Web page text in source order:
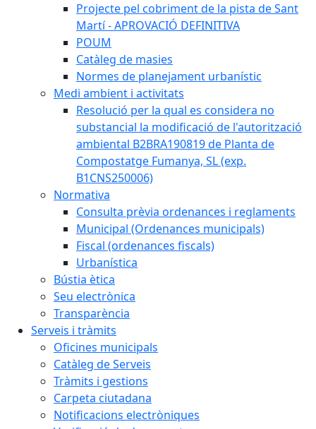
Projecte pel cobriment de la pista de Sant
Martí - APROVACIÓ DEFINITIVA
POUM
Catàleg de masies
Normes de planejament urbanístic
Medi ambient i activitats
Resolució per la qual es considera no
substancial la modificació de l'autorització
ambiental B2BRA190819 de Planta de
Compostatge Fumanya, SL (exp.
B1CNS250006)
Normativa
Consulta prèvia ordenances i reglaments
Municipal (Ordenances municipals)
Fiscal (ordenances fiscals)
Urbanística
Bústia ètica
Seu electrònica
Transparència
Serveis i tràmits
Oficines municipals
Catàleg de Serveis
Tràmits i gestions
Carpeta ciutadana
Notificacions electròniques